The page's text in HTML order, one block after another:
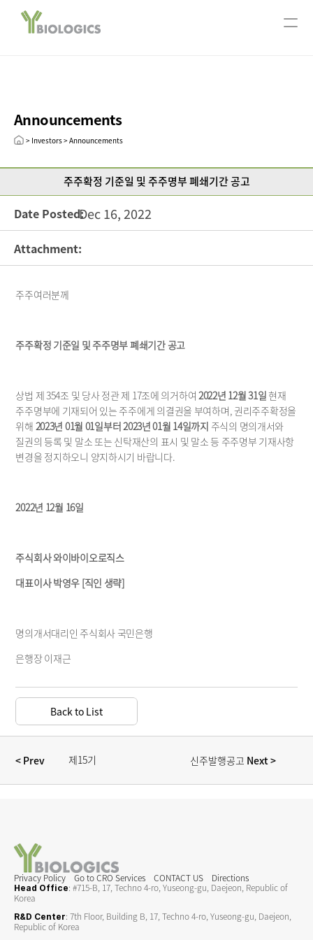
CEO message
Leadership
Research Areas
Technology
Pipeline
Open Innovation
INVESTORS
Financials
Announcements
> Investors > Announcements
주주확정 기준일 및 주주명부 폐쇄기간 공고
Dec 16, 2022
Date Posted:
Attachment:
주주여러분께
주주확정 기준일 및 주주명부 폐쇄기간 공고
상법 제 354조 및 당사 정관 제 17조에 의거하여 2022년 12월 31일 현재
주주명부에 기재되어 있는 주주에게 의결권을 부여하며, 권리주주확정을
위해 2023년 01월 01일부터 2023년 01월 14일까지 주식의 명의개서와
질권의 등록 및 말소 또는 신탁재산의 표시 및 말소 등 주주명부 기재사항
변경을 정지하오니 양지하시기 바랍니다.
2022년 12월 16일
주식회사 와이바이오로직스
대표이사 박영우 [직인 생략]
명의개서대리인 주식회사 국민은행
은행장 이재근
Back to List
< Prev
제15기
통지(공고)
신주발행공고 Next >
Privacy Policy Go to CRO Services CONTACT US Directions
Head Office: #715-B, 17, Techno 4-ro, Yuseong-gu, Daejeon, Republic of
Korea
R&D Center: 7th Floor, Building B, 17, Techno 4-ro, Yuseong-gu, Daejeon,
Republic of Korea